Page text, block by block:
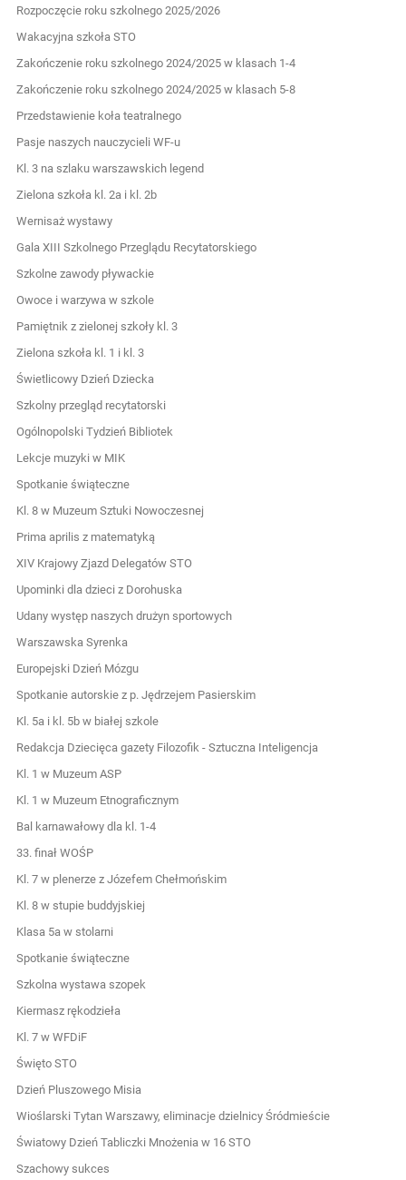
Rozpoczęcie roku szkolnego 2025/2026
Wakacyjna szkoła STO
Zakończenie roku szkolnego 2024/2025 w klasach 1-4
Zakończenie roku szkolnego 2024/2025 w klasach 5-8
Przedstawienie koła teatralnego
Pasje naszych nauczycieli WF-u
Kl. 3 na szlaku warszawskich legend
Zielona szkoła kl. 2a i kl. 2b
Wernisaż wystawy
Gala XIII Szkolnego Przeglądu Recytatorskiego
Szkolne zawody pływackie
Owoce i warzywa w szkole
Pamiętnik z zielonej szkoły kl. 3
Zielona szkoła kl. 1 i kl. 3
Świetlicowy Dzień Dziecka
Szkolny przegląd recytatorski
Ogólnopolski Tydzień Bibliotek
Lekcje muzyki w MIK
Spotkanie świąteczne
Kl. 8 w Muzeum Sztuki Nowoczesnej
Prima aprilis z matematyką
XIV Krajowy Zjazd Delegatów STO
Upominki dla dzieci z Dorohuska
Udany występ naszych drużyn sportowych
Warszawska Syrenka
Europejski Dzień Mózgu
Spotkanie autorskie z p. Jędrzejem Pasierskim
Kl. 5a i kl. 5b w białej szkole
Redakcja Dziecięca gazety Filozofik - Sztuczna Inteligencja
Kl. 1 w Muzeum ASP
Kl. 1 w Muzeum Etnograficznym
Bal karnawałowy dla kl. 1-4
33. finał WOŚP
Kl. 7 w plenerze z Józefem Chełmońskim
Kl. 8 w stupie buddyjskiej
Klasa 5a w stolarni
Spotkanie świąteczne
Szkolna wystawa szopek
Kiermasz rękodzieła
Kl. 7 w WFDiF
Święto STO
Dzień Pluszowego Misia
Wioślarski Tytan Warszawy, eliminacje dzielnicy Śródmieście
Światowy Dzień Tabliczki Mnożenia w 16 STO
Szachowy sukces